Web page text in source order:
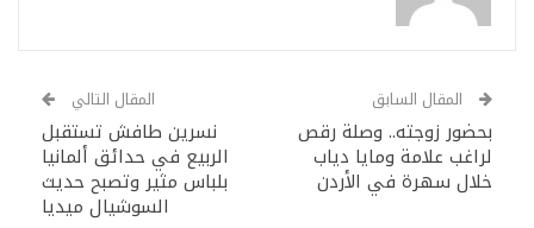
المقال السابق
بحضور زوجته.. وصلة رقص
لراغب علامة ومايا دياب
خلال سهرة في الأردن
المقال التالي
نسرين طافش تستقبل
الربيع في حدائق ألمانيا
بلباس مثير وتصبح حديث
السوشيال ميديا